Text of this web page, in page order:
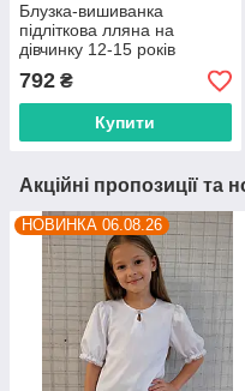
Блузка-вишиванка
підліткова лляна на
дівчинку 12-15 років
"VYSHYVANKA"
недорогого від прямого
постачальника
792 ₴
Купити
Акційні пропозиції та
НОВИНКА 06.08.26